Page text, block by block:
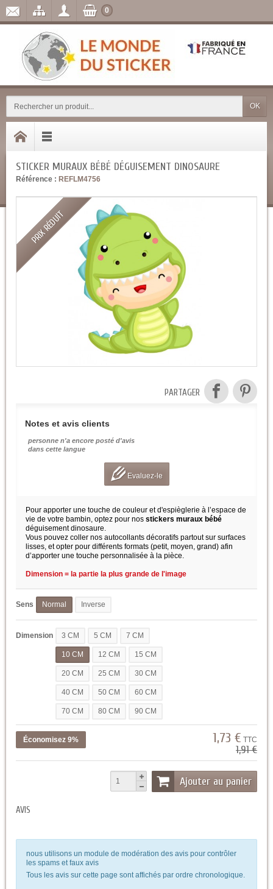
OK
0
STICKER MURAUX BÉBÉ DÉGUISEMENT DINOSAURE
Référence : REFLM4756
PRIX RÉDUIT
PARTAGER
Notes et avis clients
personne n'a encore posté d'avis
dans cette langue
Evaluez-le
Pour apporter une touche de couleur et d'espièglerie à l’espace de
vie de votre bambin, optez pour nos stickers muraux bébé
déguisement dinosaure.
Vous pouvez coller nos autocollants décoratifs partout sur surfaces
lisses, et opter pour différents formats (petit, moyen, grand) afin
d’apporter une touche personnalisée à la pièce.
Dimension = la partie la plus grande de l'image
Sens Normal Inverse
Dimension 3 CM 5 CM 7 CM
10 CM 12 CM 15 CM
20 CM 25 CM 30 CM
40 CM 50 CM 60 CM
70 CM 80 CM 90 CM
Économisez 9% 1,73 € TTC
1,91 €
Ajouter au panier
AVIS
nous utilisons un module de modération des avis pour contrôler
les spams et faux avis
Tous les avis sur cette page sont affichés par ordre chronologique.